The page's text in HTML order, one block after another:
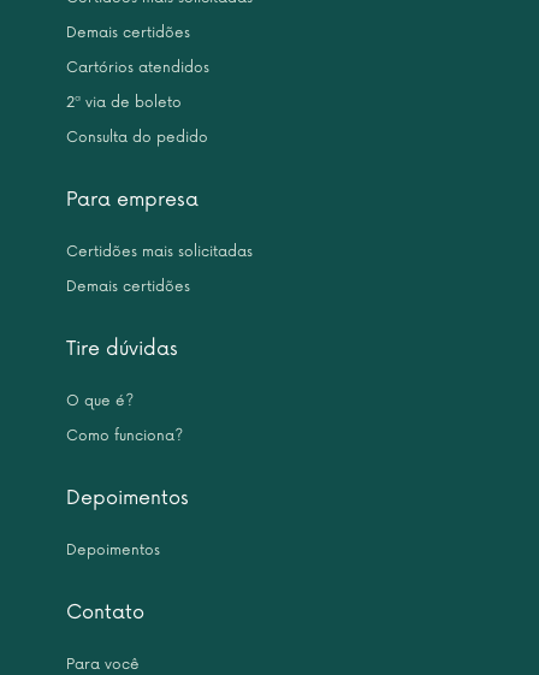
Demais certidões
Cartórios atendidos
2ª via de boleto
Consulta do pedido
Para empresa
Certidões mais solicitadas
Demais certidões
Tire dúvidas
O que é?
Como funciona?
Depoimentos
Depoimentos
Contato
Para você